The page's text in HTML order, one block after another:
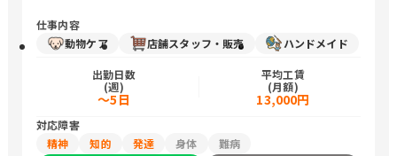
仕事内容
動物ケア
店舗スタッフ・販売 ハンドメイド
出勤日数
(週)
～5日
平均工賃
(月額)
13,000円
対応障害
精神
知的 発達 身体 難病